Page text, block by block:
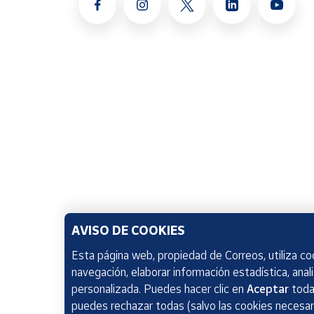
AVISO DE COOKIES
Esta página web, propiedad de Correos, utiliza
navegación, elaborar información estadística,
personalizada. Puedes hacer clic en Aceptar
puedes rechazar todas (salvo las cookies